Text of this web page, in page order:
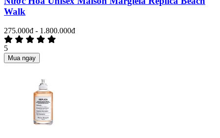
Walk
275.000đ - 1.800.000đ
5
Mua ngay